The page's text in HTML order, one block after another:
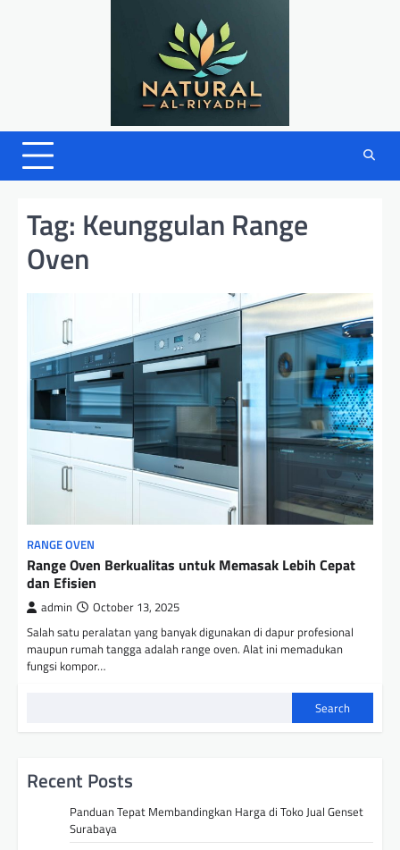
Tag: Keunggulan Range
Oven
RANGE OVEN
Range Oven Berkualitas untuk Memasak Lebih Cepat
dan Efisien
admin October 13, 2025
Salah satu peralatan yang banyak digunakan di dapur profesional
maupun rumah tangga adalah range oven. Alat ini memadukan
fungsi kompor…
Search
Recent Posts
Panduan Tepat Membandingkan Harga di Toko Jual Genset
Surabaya